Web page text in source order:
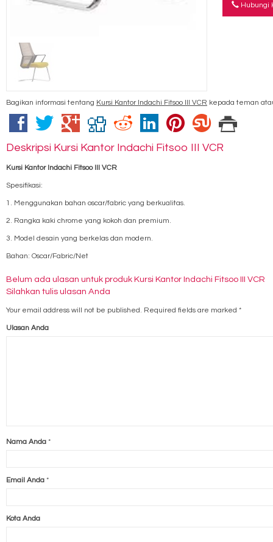
Hubungi
Bagikan informasi tentang Kursi Kantor Indachi Fitsoo III VCR kepada teman
Deskripsi Kursi Kantor Indachi Fitsoo III VCR
Kursi Kantor Indachi Fitsoo III VCR
Spesifikasi:
1. Menggunakan bahan oscar/fabric yang berkualitas.
2. Rangka kaki chrome yang kokoh dan premium.
3. Model desain yang berkelas dan modern.
Bahan: Oscar/Fabric/Net
Belum ada ulasan untuk produk Kursi Kantor Indachi Fitsoo III VCR
Silahkan tulis ulasan Anda
Your email address will not be published. Required fields are marked *
Ulasan Anda
Nama Anda *
Email Anda *
Kota Anda